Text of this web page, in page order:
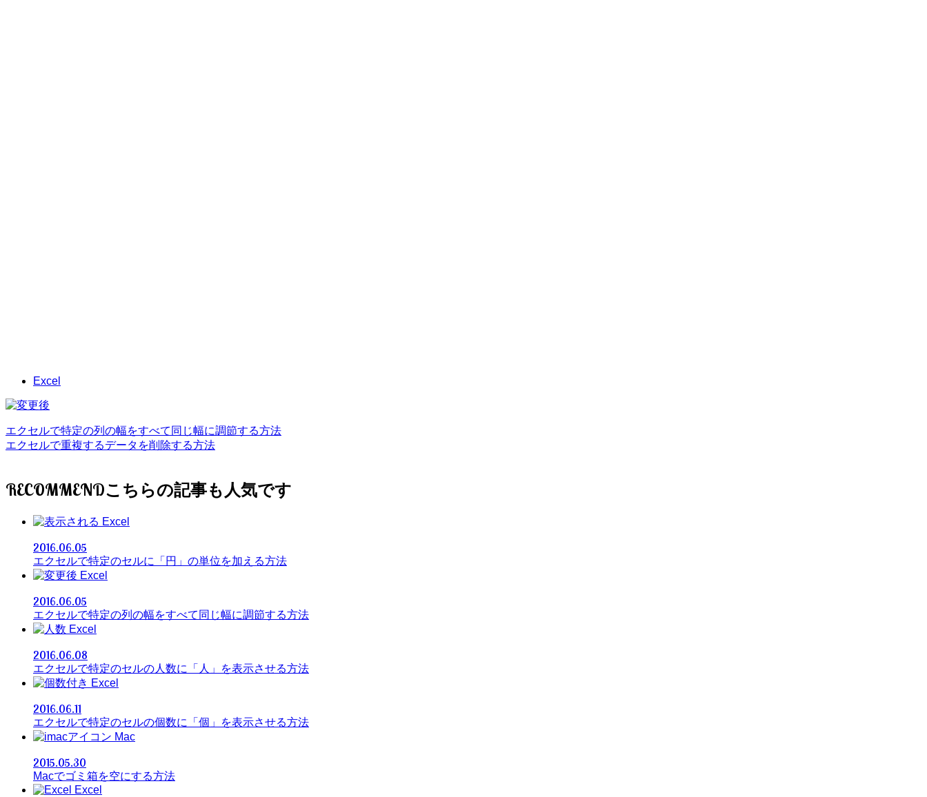
Excel
エクセルで特定の列の幅をすべて同じ幅に調節する方法
エクセルで重複するデータを削除する方法
RECOMMEND
Excel
2016.06.05
エクセルで特定のセルに「円」の単位を加える方法
Excel
2016.06.05
エクセルで特定の列の幅をすべて同じ幅に調節する方法
Excel
2016.06.08
エクセルで特定のセルの人数に「人」を表示させる方法
Excel
2016.06.11
エクセルで特定のセルの個数に「個」を表示させる方法
Mac
2015.05.30
Macでゴミ箱を空にする方法
Excel